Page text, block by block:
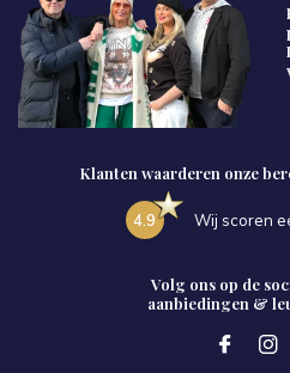
Klanten waarderen onze
4.9 Wij scoren
Volg ons op de
aanbiedingen &